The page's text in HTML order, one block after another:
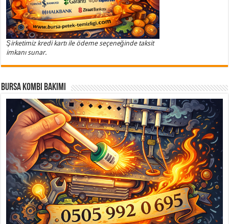
Şirketimiz kredi kartı ile ödeme seçeneğinde taksit
imkanı sunar.
Bursa Kombi Bakımı